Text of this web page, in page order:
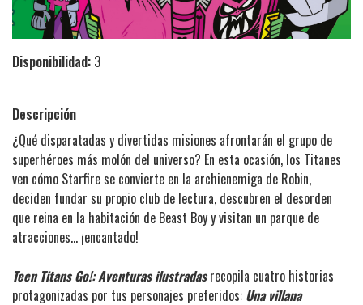
Disponibilidad: 3
Descripción
¿Qué disparatadas y divertidas misiones afrontarán el grupo de
superhéroes más molón del universo? En esta ocasión, los Titanes
ven cómo Starfire se convierte en la archienemiga de Robin,
deciden fundar su propio club de lectura, descubren el desorden
que reina en la habitación de Beast Boy y visitan un parque de
atracciones… ¡encantado!
Teen Titans Go!: Aventuras ilustradasrecopila cuatro historias
protagonizadas por tus personajes preferidos: Una villana